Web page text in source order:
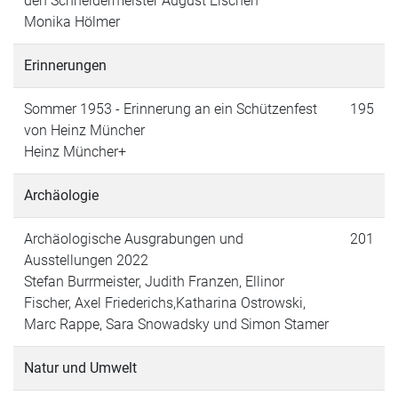
Monika Hölmer
Erinnerungen
Sommer 1953 - Erinnerung an ein Schützenfest
von Heinz Müncher
Heinz Müncher+
195
Archäologie
Archäologische Ausgrabungen und
Ausstellungen 2022
Stefan Burrmeister, Judith Franzen, Ellinor
Fischer, Axel Friederichs,Katharina Ostrowski,
Marc Rappe, Sara Snowadsky und Simon Stamer
201
Natur und Umwelt